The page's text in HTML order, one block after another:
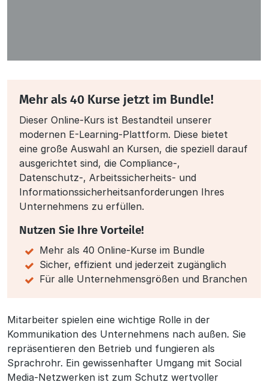
Beschreibung
Mitarbeiter spielen eine wichtige Rolle in der
Kommunikation des Unternehmens nach außen. Sie
repräsentieren den Betrieb und fungieren als
Sprachrohr. Ein gewissenhafter Umgang mit Social
Media-Netzwerken ist zum Schutz wertvoller
Mehr als 40 Kurse jetzt im Bundle!
Dieser Online-Kurs ist Bestandteil unserer
modernen E-Learning-Plattform. Diese bietet
eine große Auswahl an Kursen, die speziell darauf
ausgerichtet sind, die Compliance-,
Datenschutz-, Arbeitssicherheits- und
Informationssicherheits­anforderungen Ihres
Unternehmens zu erfüllen.
Nutzen Sie Ihre Vorteile!
Mehr als 40 Online-Kurse im Bundle
Sicher, effizient und jederzeit zugänglich
Für alle Unternehmensgrößen und Branchen